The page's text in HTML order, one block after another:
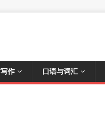
作 口语与词汇